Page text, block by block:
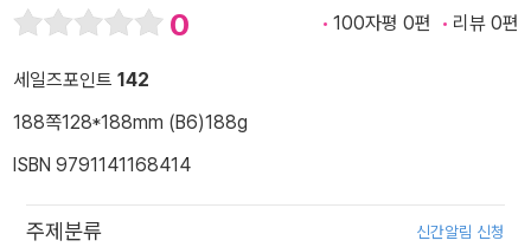
0 100자평 0편 리뷰 0편
세일즈포인트 142
188쪽128*188mm (B6)188g
ISBN 9791141168414
주제분류 신간알림 신청